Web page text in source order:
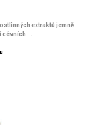
extraktů jemně
...